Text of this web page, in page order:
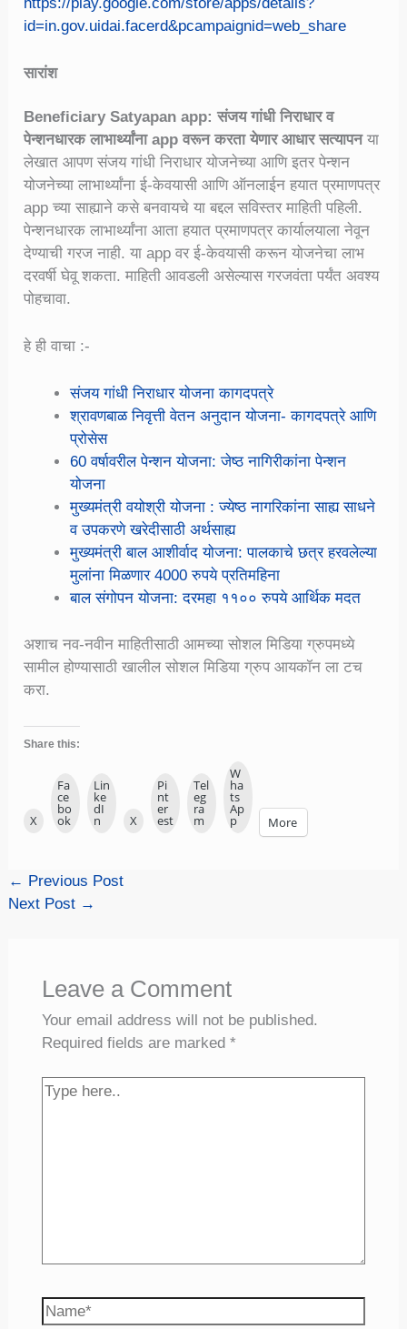
id=in.gov.uidai.facerd&pcampaignid=web_share
सारांश
Beneficiary Satyapan app: संजय गांधी निराधार व
पेन्शनधारक लाभार्थ्यांना app वरून करता येणार आधार सत्यापनया
लेखात आपण संजय गांधी निराधार योजनेच्या आणि इतर पेन्शन
योजनेच्या लाभार्थ्यांना ई-केवयासी आणि ऑनलाईन हयात प्रमाणपत्र
app च्या साह्याने कसे बनवायचे या बद्दल सविस्तर माहिती पहिली.
पेन्शनधारक लाभार्थ्यांना आता हयात प्रमाणपत्र कार्यालयाला नेवून
देण्याची गरज नाही. या app वर ई-केवयासी करून योजनेचा लाभ
दरवर्षी घेवू शकता. माहिती आवडली असेल्यास गरजवंता पर्यंत अवश्य
पोहचावा.
हे ही वाचा :-
संजय गांधी निराधार योजना कागदपत्रे
श्रावणबाळ निवृत्ती वेतन अनुदान योजना- कागदपत्रे आणि
प्रोसेस
60 वर्षावरील पेन्शन योजना: जेष्ठ नागिरीकांना पेन्शन
योजना
मुख्यमंत्री वयोश्री योजना : ज्येष्ठ नागरिकांना साह्य साधने
व उपकरणे खरेदीसाठी अर्थसाह्य
मुख्यमंत्री बाल आशीर्वाद योजना: पालकाचे छत्र हरवलेल्या
मुलांना मिळणार 4000 रुपये प्रतिमहिना
बाल संगोपन योजना: दरमहा ११०० रुपये आर्थिक मदत
अशाच नव-नवीन माहितीसाठी आमच्या सोशल मिडिया ग्रुपमध्ये
सामील होण्यासाठी खालील सोशल मिडिया ग्रुप आयकॉन ला टच
करा.
Share this:
X
Fa
ce
bo
ok
Lin
ke
dI
n X
Pi
nt
er
est
Tel
eg
ra
m
W
ha
ts
Ap
p More
← Previous Post
Next Post →
Leave a Comment
Your email address will not be published.
Required fields are marked *
Type
Name*